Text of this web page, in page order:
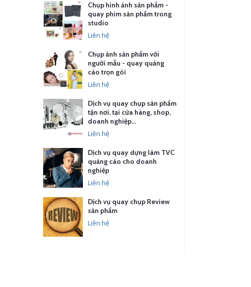
Chụp hình ảnh sản phẩm -
quay phim sản phẩm trong
studio
Liên hệ
Chụp ảnh sản phẩm với
người mẫu - quay quảng
cáo trọn gói
Liên hệ
Dịch vụ quay chụp sản phẩm
tận nơi, tại cửa hàng, shop,
doanh nghiệp…
Liên hệ
Dịch vụ quay dựng làm TVC
quảng cáo cho doanh
nghiệp
Liên hệ
Dịch vụ quay chụp Review
sản phẩm
Liên hệ